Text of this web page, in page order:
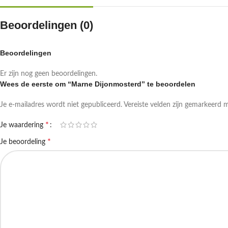
Beoordelingen (0)
Beoordelingen
Er zijn nog geen beoordelingen.
Wees de eerste om “Marne Dijonmosterd” te beoordelen
Je e-mailadres wordt niet gepubliceerd. Vereiste velden zijn gemarkeerd
Je waardering *
Je beoordeling *